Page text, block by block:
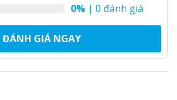
0% | 0 đánh giá
ĐÁNH GIÁ NGAY